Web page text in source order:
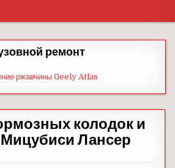
ремонт
ржавчины Geely Atlas
колодок и
Лансер